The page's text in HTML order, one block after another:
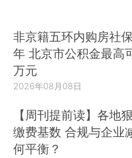
非京籍五环内购房社
年 北京市公积金最高
万元
2026年08月08日
【周刊提前读】各地
缴费基数 合规与企业
何平衡？